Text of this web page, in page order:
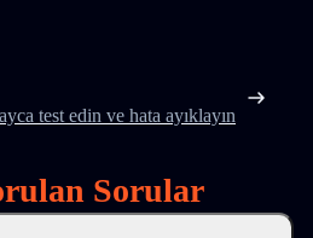
test edin ve hata ayıklayın
Sorular